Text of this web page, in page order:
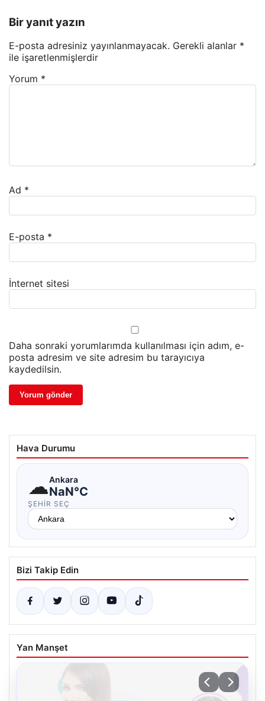
Bir yanıt yazın
E-posta adresiniz yayınlanmayacak. Gerekli alanlar *
ile işaretlenmişlerdir
Yorum *
Ad *
E-posta *
İnternet sitesi
Daha sonraki yorumlarımda kullanılması için adım, e-
posta adresim ve site adresim bu tarayıcıya
kaydedilsin.
Hava Durumu
☁Ankara
NaN°C
ŞEHIR SEÇ
Bizi Takip Edin
Yan Manşet